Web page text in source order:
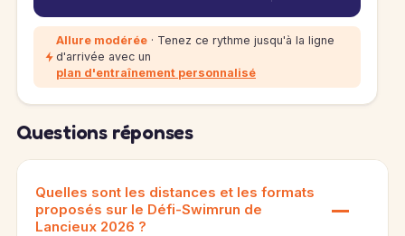
Allure modérée · Tenez ce rythme jusqu'à la ligne
d'arrivée avec un
plan d'entraînement personnalisé
Questions réponses
Quelles sont les distances et les formats
proposés sur le Défi-Swimrun de
Lancieux 2026 ?